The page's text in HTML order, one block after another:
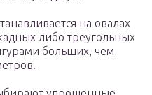
на овалах
либо треугольных
больших, чем